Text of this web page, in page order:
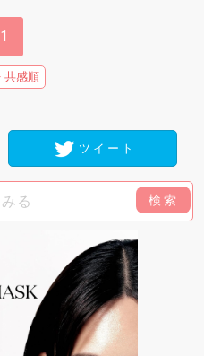
1
共感順
ツイート
検索